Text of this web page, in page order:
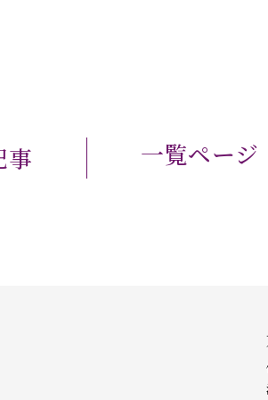
事 一覧ページ